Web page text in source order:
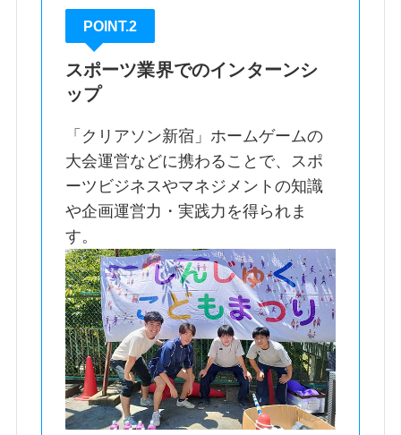
POINT.2
スポーツ業界でのインターンシ
ップ
「クリアソン新宿」ホームゲームの
大会運営などに携わることで、スポ
ーツビジネスやマネジメントの知識
や企画運営力・実践力を得られま
す。